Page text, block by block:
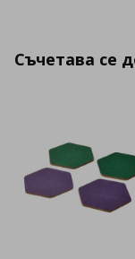
Съчетава се